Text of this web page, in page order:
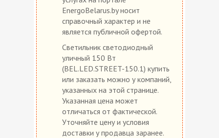
EnergoBelarus.by носит
справочный характер и не
является публичной офертой.
Cветильник cветодиодный
уличный 150 Вт
(BEL.LED.STREET-150.1) купить
или заказать можно у компаний,
указанных на этой странице.
Указанная цена может
отличаться от фактической.
Уточняйте цену и условия
доставки у продавца заранее.